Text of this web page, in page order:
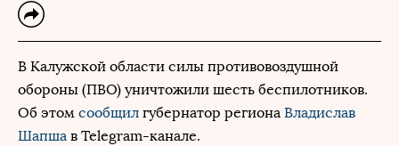
В Калужской области силы противовоздушной
обороны (ПВО) уничтожили шесть беспилотников.
Об этом сообщил губернатор региона Владислав
Шапша в Telegram-канале.